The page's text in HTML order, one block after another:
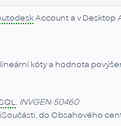
Account a v Desktop
kóty a hodnota
. INVGEN-50460
do Obsahového